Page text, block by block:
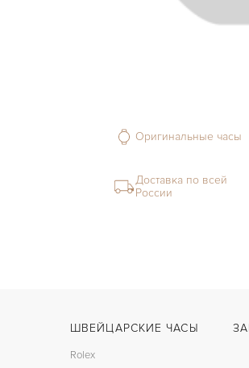
Оригинальные часы
Доставка по всей
России
ШВЕЙЦАРСКИЕ ЧАСЫ
Rolex